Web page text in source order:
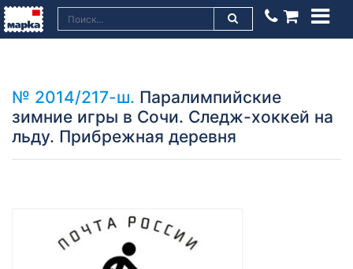
№ 2014/217-ш. Паралимпийские
зимние игры в Сочи. Следж-хоккей на
льду. Прибрежная деревня